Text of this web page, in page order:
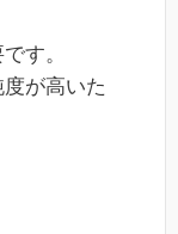
す。
が高いた